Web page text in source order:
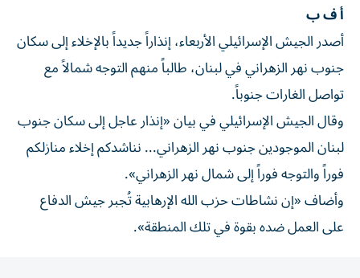
أ ف ب
أصدر الجيش الإسرائيلي الأربعاء، إنذاراً جديداً بالإخلاء إلى سكان
جنوب نهر الزهراني في لبنان، طالباً منهم التوجه شمالاً مع
تواصل الغارات جنوباً.
وقال الجيش الإسرائيلي في بيان «إنذار عاجل إلى سكان جنوب
لبنان الموجودين جنوب نهر الزهراني... نناشدكم إخلاء منازلكم
فوراً والتوجه فوراً إلى شمال نهر الزهراني».
وأضاف «إن نشاطات حزب الله الإرهابية تُجبر جيش الدفاع
على العمل ضده بقوة في تلك المنطقة».